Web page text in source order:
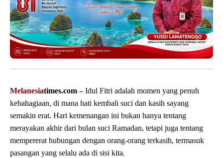
Melanesiatimes.com –Idul Fitri adalah momen yang penuh
kebahagiaan, di mana hati kembali suci dan kasih sayang
semakin erat. Hari kemenangan ini bukan hanya tentang
merayakan akhir dari bulan suci Ramadan, tetapi juga tentang
mempererat hubungan dengan orang-orang terkasih, termasuk
pasangan yang selalu ada di sisi kita.